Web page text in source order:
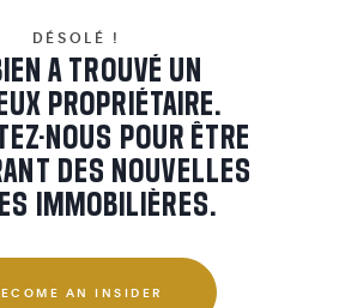
DÉSOLÉ !
A TROUVÉ UN
PROPRIÉTAIRE.
NOUS POUR ÊTRE
DES NOUVELLES
IMMOBILIÈRES.
AN INSIDER